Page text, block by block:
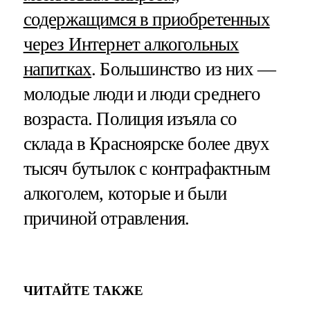
содержащимся в приобретенных
через Интернет алкогольных
напитках. Большинство из них —
молодые люди и люди среднего
возраста. Полиция изъяла со
склада в Красноярске более двух
тысяч бутылок с контрафактным
алкоголем, которые и были
причиной отравления.
ЧИТАЙТЕ ТАКЖЕ